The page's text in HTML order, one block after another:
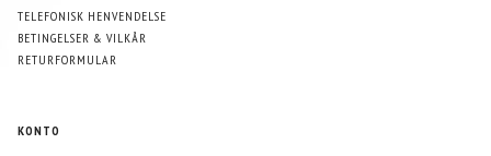
TELEFONISK HENVENDELSE
BETINGELSER & VILKÅR
RETURFORMULAR
KONTO